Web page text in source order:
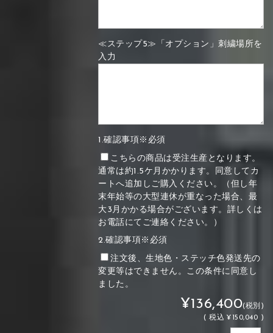
≪ステップ5≫「オプション」刺繍場所を
入力
1.確認事項※必須
こちらの商品は受注生産となります。
通常は約1.5ケ月かかります。同意してカ
ートへ追加しご購入ください。（但し年
末年始等の大型連休が重なった場合、最
大3月かかる場合がございます。詳しくは
お電話にてご連絡ください。）
2.確認事項※必須
注文後、生地色・ステッチ色発送先の
変更等はできません。この条件に同意し
ました。
¥136,400(税別)
(税込 ¥150,040 )